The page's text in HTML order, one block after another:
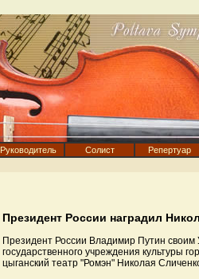
Руководитель Солист Репертуар
Президент России наградил
Президент России Владимир Путин своим
государственного учреждения культуры
цыганский театр "Ромэн" Николая